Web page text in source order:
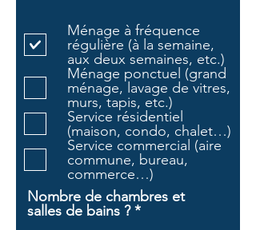
g
a
t
o
i
r
e
Ménage à fréquence
régulière (à la semaine,
aux deux semaines, etc.)
Ménage ponctuel (grand
ménage, lavage de vitres,
murs, tapis, etc.)
Service résidentiel
(maison, condo, chalet…)
Service commercial (aire
commune, bureau,
commerce…)
Nombre de chambres et
salles de bains ?